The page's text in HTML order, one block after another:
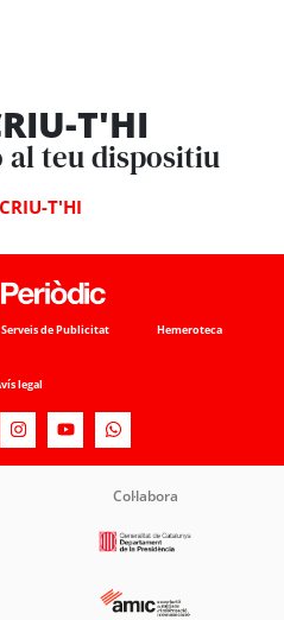
T'HI
al teu dispositiu
T'HI
Serveis de Publicitat Hemeroteca
legal
Col·labora